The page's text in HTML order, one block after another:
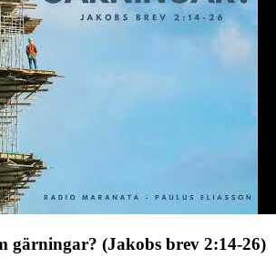
gärningar? (Jakobs brev 2:14-26)